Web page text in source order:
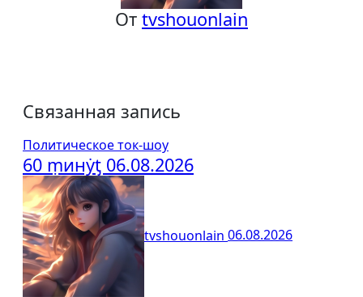
От tvshouonlain
Связанная запись
Политическое ток-шоу
60 ṃинẏƫ 06.08.2026
tvshouonlain 06.08.2026